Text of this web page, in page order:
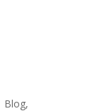
Blog,